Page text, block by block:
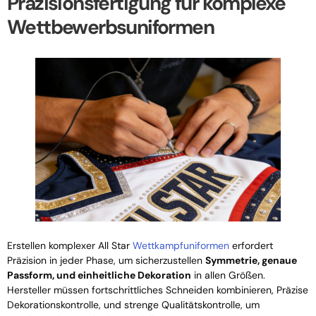
Wettbewerbsuniformen
Erstellen komplexer All Star Wettkampfuniformen erfordert
Präzision in jeder Phase, um sicherzustellen Symmetrie, genaue
Passform, und einheitliche Dekoration in allen Größen.
Hersteller müssen fortschrittliches Schneiden kombinieren, Präzise
Dekorationskontrolle, und strenge Qualitätskontrolle, um